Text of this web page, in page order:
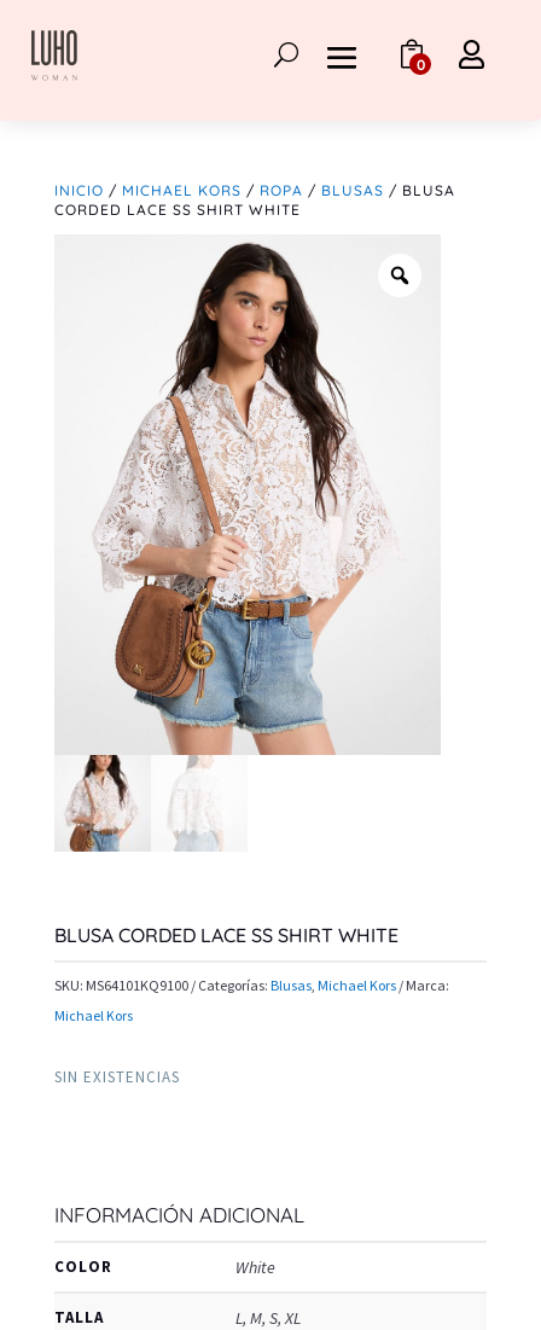
0 
INICIO / MICHAEL KORS / ROPA / BLUSAS / BLUSA
CORDED LACE SS SHIRT WHITE
BLUSA CORDED LACE SS SHIRT WHITE
SKU: MS64101KQ9100 Categorías: Blusas, Michael Kors
Marca:
Michael Kors
SIN EXISTENCIAS
INFORMACIÓN ADICIONAL
COLOR White
TALLA L, M, S, XL